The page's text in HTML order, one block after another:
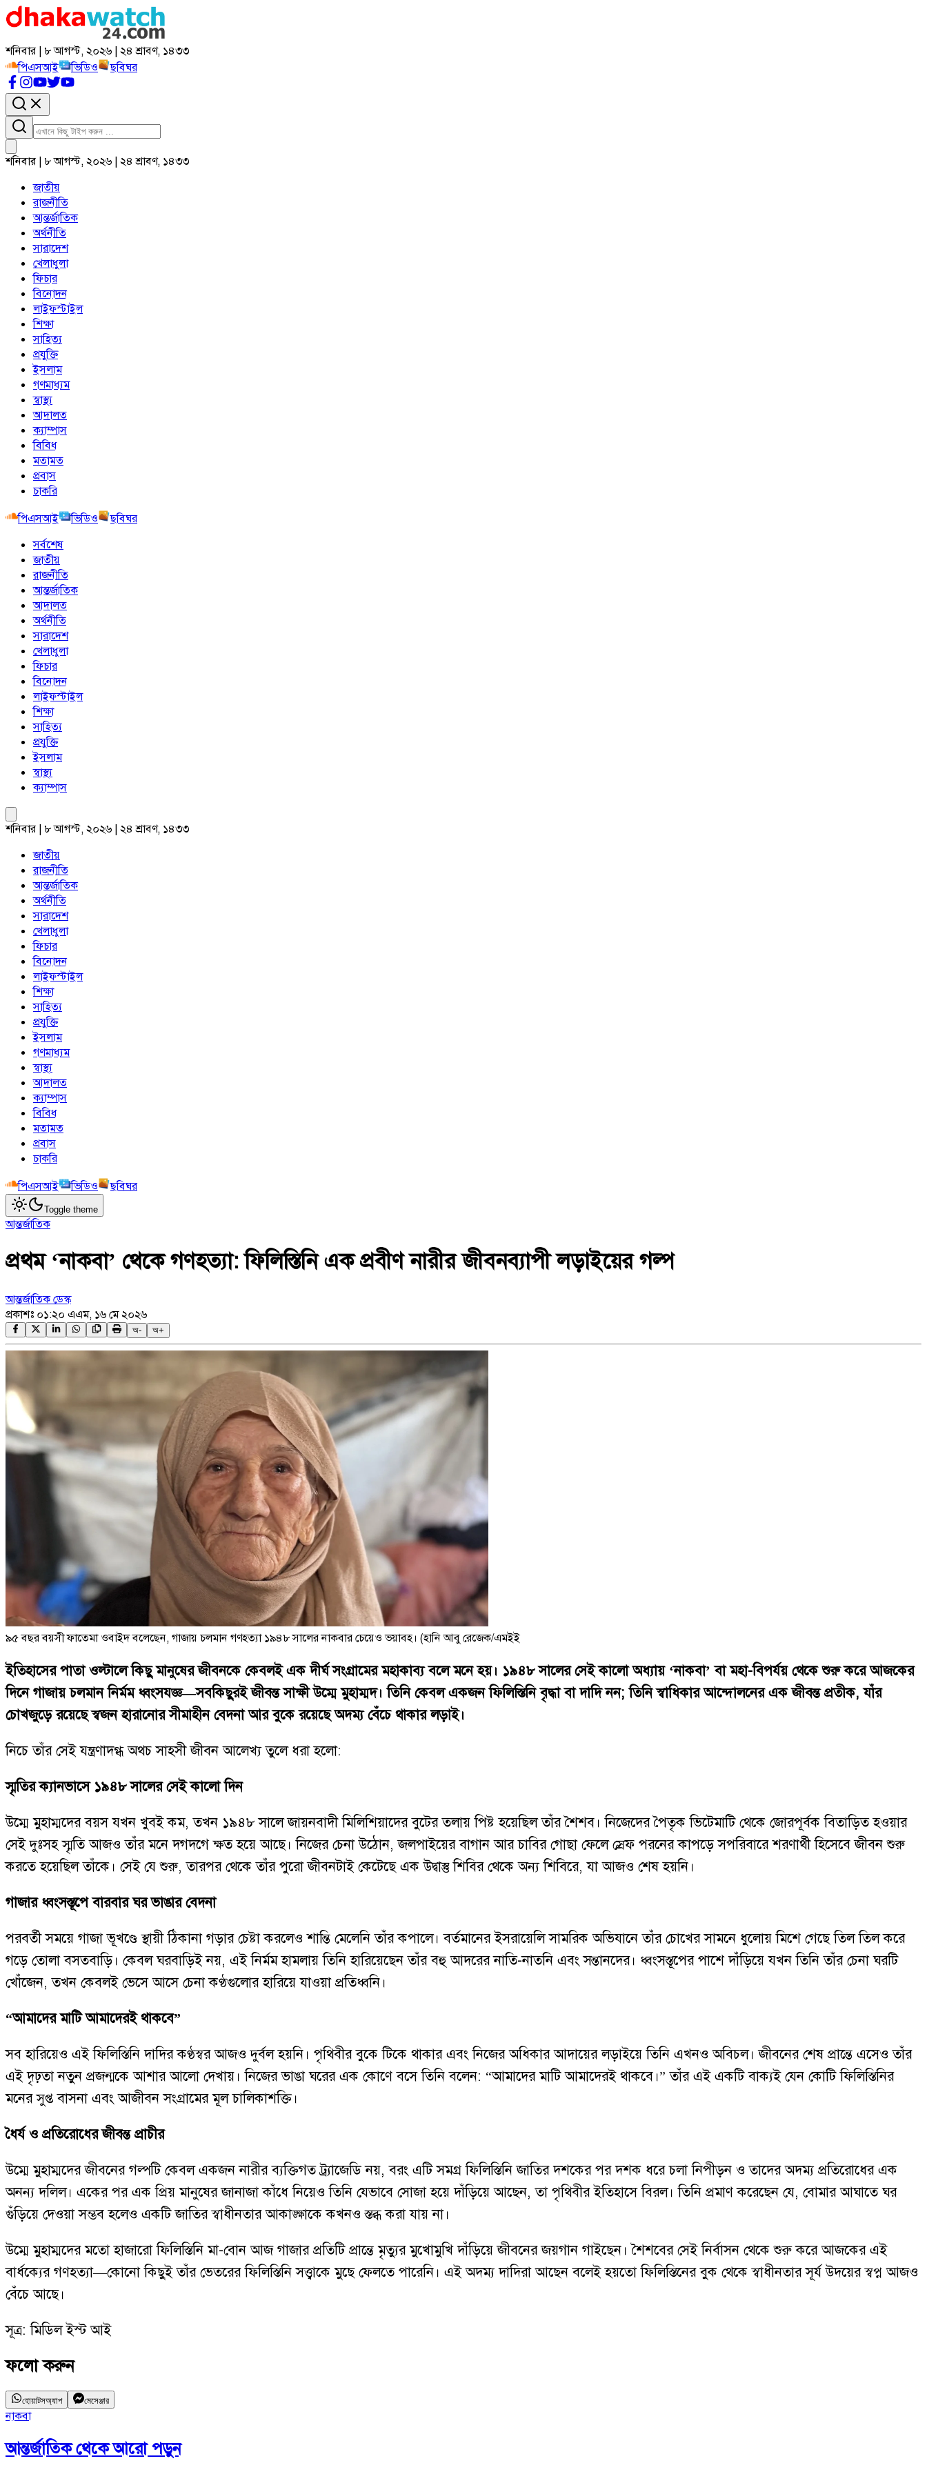
শনিবার | ৮ আগস্ট, ২০২৬ | ২৪ শ্রাবণ, ১৪৩৩
পিএসআই
ভিডিও ছবিঘর
শনিবার | ৮ আগস্ট, ২০২৬ | ২৪ শ্রাবণ, ১৪৩৩
জাতীয়
রাজনীতি
আন্তর্জাতিক
অর্থনীতি
সারাদেশ
খেলাধুলা
ফিচার
বিনোদন
লাইফস্টাইল
শিক্ষা
সাহিত্য
প্রযুক্তি
ইসলাম
গণমাধ্যম
স্বাস্থ্য
আদালত
ক্যাম্পাস
বিবিধ
মতামত
প্রবাস
চাকরি
পিএসআই
ভিডিও
ছবিঘর
সর্বশেষ
জাতীয়
রাজনীতি
আন্তর্জাতিক
আদালত
অর্থনীতি
সারাদেশ
খেলাধুলা
ফিচার
বিনোদন
লাইফস্টাইল
শিক্ষা
সাহিত্য
প্রযুক্তি
ইসলাম
স্বাস্থ্য
ক্যাম্পাস
শনিবার | ৮ আগস্ট, ২০২৬ | ২৪ শ্রাবণ, ১৪৩৩
জাতীয়
রাজনীতি
আন্তর্জাতিক
অর্থনীতি
সারাদেশ
খেলাধুলা
ফিচার
বিনোদন
লাইফস্টাইল
শিক্ষা
সাহিত্য
প্রযুক্তি
ইসলাম
গণমাধ্যম
স্বাস্থ্য
আদালত
ক্যাম্পাস
বিবিধ
মতামত
প্রবাস
চাকরি
পিএসআই
ভিডিও ছবিঘর
Toggle theme
আন্তর্জাতিক
প্রথম ‘নাকবা’ থেকে গণহত্যা: ফিলিস্তিনি এক প্রবীণ নারীর জীবনব্যাপী লড়াইয়ের গল্প
আন্তর্জাতিক ডেস্ক
প্রকাশঃ ০১:২০ এএম, ১৬ মে ২০২৬
অ- অ+
৯৫ বছর বয়সী ফাতেমা ওবাইদ বলেছেন, গাজায় চলমান গণহত্যা ১৯৪৮ সালের নাকবার চেয়েও ভয়াবহ। (হানি আবু রেজেক/এমইই
ইতিহাসের পাতা ওল্টালে কিছু মানুষের জীবনকে কেবলই এক দীর্ঘ সংগ্রামের মহাকাব্য বলে মনে হয়। ১৯৪৮ সালের সেই কালো অধ্যায় ‘নাকবা’ বা মহা-বিপর্যয় থেকে শুরু করে আজকের
দিনে গাজায় চলমান নির্মম ধ্বংসযজ্ঞ—সবকিছুরই জীবন্ত সাক্ষী উম্মে মুহাম্মদ। তিনি কেবল একজন ফিলিস্তিনি বৃদ্ধা বা দাদি নন; তিনি স্বাধিকার আন্দোলনের এক জীবন্ত প্রতীক, যাঁর
চোখজুড়ে রয়েছে স্বজন হারানোর সীমাহীন বেদনা আর বুকে রয়েছে অদম্য বেঁচে থাকার লড়াই।
নিচে তাঁর সেই যন্ত্রণাদগ্ধ অথচ সাহসী জীবন আলেখ্য তুলে ধরা হলো:
স্মৃতির ক্যানভাসে ১৯৪৮ সালের সেই কালো দিন
উম্মে মুহাম্মদের বয়স যখন খুবই কম, তখন ১৯৪৮ সালে জায়নবাদী মিলিশিয়াদের বুটের তলায় পিষ্ট হয়েছিল তাঁর শৈশব। নিজেদের পৈতৃক ভিটেমাটি থেকে জোরপূর্বক বিতাড়িত হওয়ার
সেই দুঃসহ স্মৃতি আজও তাঁর মনে দগদগে ক্ষত হয়ে আছে। নিজের চেনা উঠোন, জলপাইয়ের বাগান আর চাবির গোছা ফেলে স্রেফ পরনের কাপড়ে সপরিবারে শরণার্থী হিসেবে জীবন শুরু
করতে হয়েছিল তাঁকে। সেই যে শুরু, তারপর থেকে তাঁর পুরো জীবনটাই কেটেছে এক উদ্বাস্তু শিবির থেকে অন্য শিবিরে, যা আজও শেষ হয়নি।
গাজার ধ্বংসস্তূপে বারবার ঘর ভাঙার বেদনা
পরবর্তী সময়ে গাজা ভূখণ্ডে স্থায়ী ঠিকানা গড়ার চেষ্টা করলেও শান্তি মেলেনি তাঁর কপালে। বর্তমানের ইসরায়েলি সামরিক অভিযানে তাঁর চোখের সামনে ধুলোয় মিশে গেছে তিল তিল করে
গড়ে তোলা বসতবাড়ি। কেবল ঘরবাড়িই নয়, এই নির্মম হামলায় তিনি হারিয়েছেন তাঁর বহু আদরের নাতি-নাতনি এবং সন্তানদের। ধ্বংসস্তূপের পাশে দাঁড়িয়ে যখন তিনি তাঁর চেনা ঘরটি
খোঁজেন, তখন কেবলই ভেসে আসে চেনা কণ্ঠগুলোর হারিয়ে যাওয়া প্রতিধ্বনি।
“আমাদের মাটি আমাদেরই থাকবে”
সব হারিয়েও এই ফিলিস্তিনি দাদির কণ্ঠস্বর আজও দুর্বল হয়নি। পৃথিবীর বুকে টিকে থাকার এবং নিজের অধিকার আদায়ের লড়াইয়ে তিনি এখনও অবিচল। জীবনের শেষ প্রান্তে এসেও তাঁর
এই দৃঢ়তা নতুন প্রজন্মকে আশার আলো দেখায়। নিজের ভাঙা ঘরের এক কোণে বসে তিনি বলেন: “আমাদের মাটি আমাদেরই থাকবে।” তাঁর এই একটি বাক্যই যেন কোটি ফিলিস্তিনির
মনের সুপ্ত বাসনা এবং আজীবন সংগ্রামের মূল চালিকাশক্তি।
ধৈর্য ও প্রতিরোধের জীবন্ত প্রাচীর
উম্মে মুহাম্মদের জীবনের গল্পটি কেবল একজন নারীর ব্যক্তিগত ট্র্যাজেডি নয়, বরং এটি সমগ্র ফিলিস্তিনি জাতির দশকের পর দশক ধরে চলা নিপীড়ন ও তাদের অদম্য প্রতিরোধের এক
অনন্য দলিল। একের পর এক প্রিয় মানুষের জানাজা কাঁধে নিয়েও তিনি যেভাবে সোজা হয়ে দাঁড়িয়ে আছেন, তা পৃথিবীর ইতিহাসে বিরল। তিনি প্রমাণ করেছেন যে, বোমার আঘাতে ঘর
গুঁড়িয়ে দেওয়া সম্ভব হলেও একটি জাতির স্বাধীনতার আকাঙ্ক্ষাকে কখনও স্তব্ধ করা যায় না।
উম্মে মুহাম্মদের মতো হাজারো ফিলিস্তিনি মা-বোন আজ গাজার প্রতিটি প্রান্তে মৃত্যুর মুখোমুখি দাঁড়িয়ে জীবনের জয়গান গাইছেন। শৈশবের সেই নির্বাসন থেকে শুরু করে আজকের এই
বার্ধক্যের গণহত্যা—কোনো কিছুই তাঁর ভেতরের ফিলিস্তিনি সত্ত্বাকে মুছে ফেলতে পারেনি। এই অদম্য দাদিরা আছেন বলেই হয়তো ফিলিস্তিনের বুক থেকে স্বাধীনতার সূর্য উদয়ের স্বপ্ন আজও
বেঁচে আছে।
সূত্র: মিডিল ইস্ট আই
ফলো করুন
হোয়াটসঅ্যাপ মেসেঞ্জার
নাকবা
আন্তর্জাতিকথেকে আরো পড়ুন